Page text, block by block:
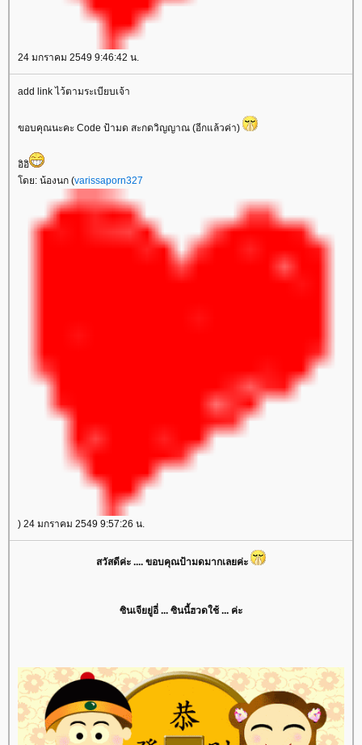
24 มกราคม 2549 9:46:42 น.
add link ไว้ตามระเบียบเจ้า
ขอบคุณนะคะ Code ป้ามด สะกดวิญญาณ (อีกแล้วค่า)
อิอิ
ดย: น้องนก (varissaporn327
) 24 มกราคม 2549 9:57:26 น.
สวัสดีค่ะ .... ขอบคุณป้ามดมากเลยค่ะ
ซินเจียยู่อี่ ... ซินนี้ฮวดใช้ ... ค่ะ